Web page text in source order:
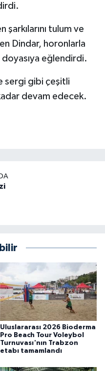
şarkılarını tulum ve
Dindar, horonlarla
doyasıya eğlendirdi.
sergi gibi çeşitli
devam edecek.
Uluslararası 2026 Bioderma
Pro Beach Tour Voleybol
Turnuvası'nın Trabzon
etabı tamamlandı